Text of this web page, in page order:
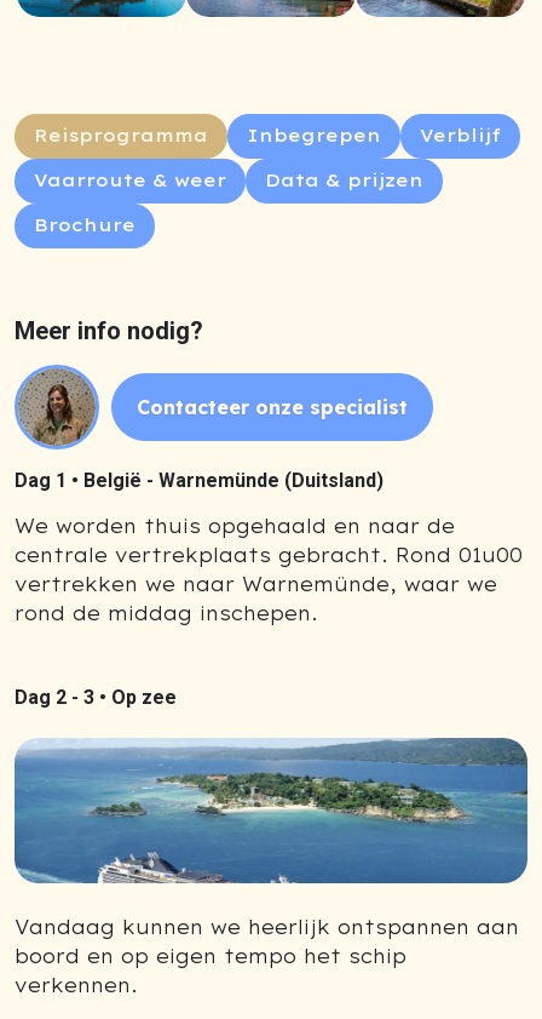
Reisprogramma Inbegrepen Verblijf
Vaarroute & weer Data & prijzen
Brochure
Meer info nodig?
Contacteer onze specialist
Dag 1 • België - Warnemünde (Duitsland)
We worden thuis opgehaald en naar de
centrale vertrekplaats gebracht. Rond 01u00
vertrekken we naar Warnemünde, waar we
rond de middag inschepen.
Dag 2 - 3 • Op zee
Vandaag kunnen we heerlijk ontspannen aan
boord en op eigen tempo het schip
verkennen.